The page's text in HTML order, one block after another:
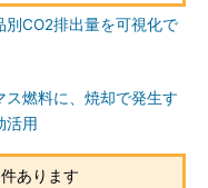
CO2排出量を可視化で
ス燃料に、焼却で発生す
活用
あります